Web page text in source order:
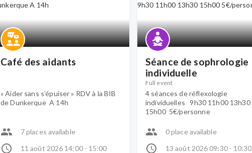
Café des aidants
« Aider sans s’épuiser » RDV à la BIB
de Dunkerque A 14h
7 places available
11 août 2026 14:00 - 15:00
Séance de sophrologie
individuelle
Full event
4 séances de réflexologie
individuelles 9h30 11h00 13h30
15h00 5€/personne
0 place available
13 août 2026 09:30 - 10:30